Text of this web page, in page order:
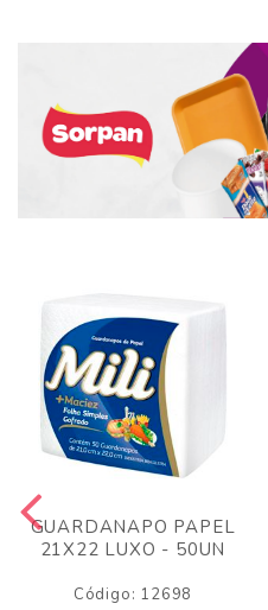
GUARDANAPO PAPEL
21X22 LUXO - 50UN
Código: 12698